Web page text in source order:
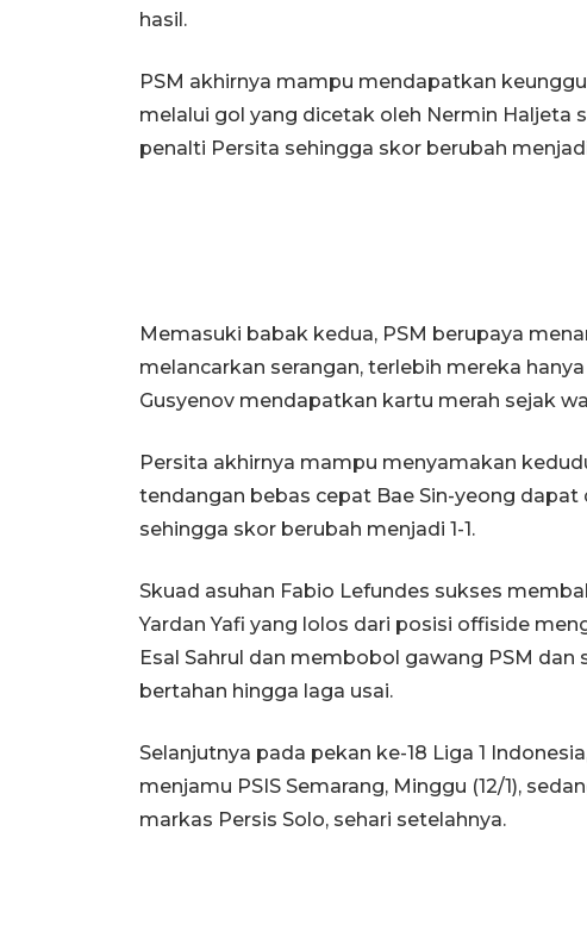
hasil.
PSM akhirnya mampu mendapatkan
melalui gol yang dicetak oleh Nermin
penalti Persita sehingga skor berubah
Memasuki babak kedua, PSM berupaya
melancarkan serangan, terlebih mereka
Gusyenov mendapatkan kartu merah sejak
Persita akhirnya mampu menyamakan
tendangan bebas cepat Bae Sin-yeong
sehingga skor berubah menjadi 1-1.
Skuad asuhan Fabio Lefundes sukses
Yardan Yafi yang lolos dari posisi offiside
Esal Sahrul dan membobol gawang PSM
bertahan hingga laga usai.
Selanjutnya pada pekan ke-18 Liga 1
menjamu PSIS Semarang, Minggu (12/1),
markas Persis Solo, sehari setelahnya.